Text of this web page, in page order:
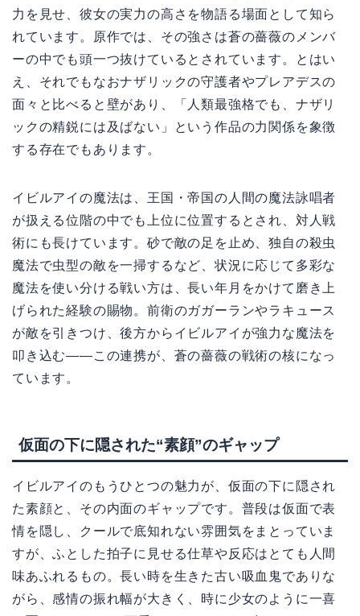
力を見せ、彼女の実力の高さを物語る場面として知ら
れています。原作では、その強さは蒼の薔薇のメンバ
ーの中でも頭一つ抜けているとされています。とはい
え、それでもなおナザリックの守護者やプレアデスの
面々と比べると壁があり、「人類最強格でも、ナザリ
ックの精鋭には及ばない」という作品の力関係を象徴
する存在でもあります。
イビルアイの魔法は、王国・帝国の人間の魔法詠唱者
が扱える位階の中でも上位に位置するとされ、対人戦
術にも長けています。砂で敵の足を止め、独自の殺虫
魔法で虫型の敵を一掃するなど、状況に応じて多彩な
魔法を使い分ける戦い方は、長い年月をかけて磨き上
げられた経験の賜物。前衛のガガーランやラキュース
が敵を引きつけ、後方からイビルアイが強力な魔法を
叩き込む——この連携が、蒼の薔薇の戦術の核になっ
ています。
仮面の下に隠された“素顔”のギャップ
イビルアイのもうひとつの魅力が、仮面の下に隠され
た素顔と、その内面のギャップです。普段は仮面で表
情を隠し、クールで底知れない雰囲気をまとっていま
すが、ふとした拍子に見せる仕草や反応はとても人間
味あふれるもの。長い時を生きた古い吸血鬼でありな
がら、感情の振れ幅が大きく、時に少女のように一喜